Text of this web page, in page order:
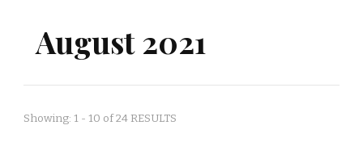
August 2021
Showing: 1 - 10 of 24 RESULTS